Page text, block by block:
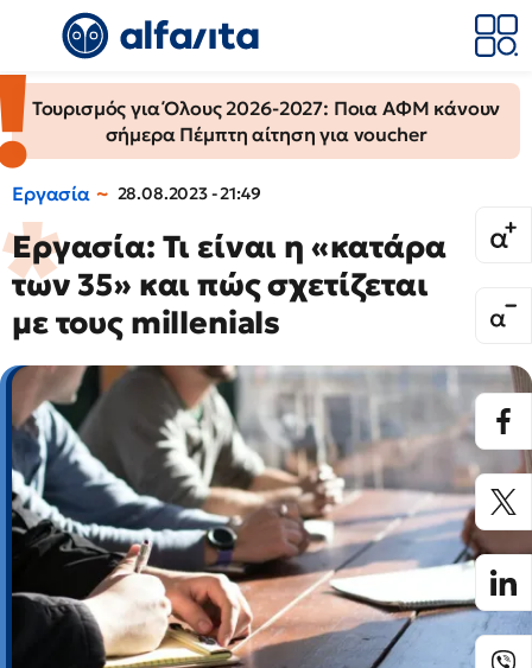
Τουρισμός για Όλους 2026-2027: Ποια ΑΦΜ κάνουν
σήμερα Πέμπτη αίτηση για voucher
Εργασία 28.08.2023 - 21:49
Εργασία: Τι είναι η «κατάρα
των 35» και πώς σχετίζεται
με τους millenials